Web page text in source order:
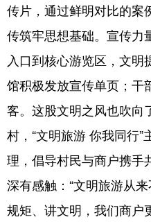
传片，通过鲜明对比的案
传筑牢思想基础。宣传力
入口到核心游览区，文
馆积极发放宣传单页；干
客。这股文明之风也吹向
村，“文明旅游 你我同行
理，倡导村民与商户携手
深有感触：“文明旅游从
规矩、讲文明，我们商户